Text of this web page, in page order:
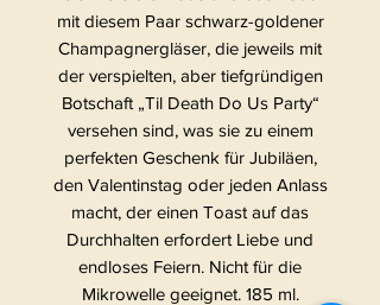
mit diesem Paar schwarz-goldener
Champagnergläser, die jeweils mit
der verspielten, aber tiefgründigen
Botschaft „Til Death Do Us Party“
versehen sind, was sie zu einem
perfekten Geschenk für Jubiläen,
den Valentinstag oder jeden Anlass
macht, der einen Toast auf das
Durchhalten erfordert Liebe und
endloses Feiern. Nicht für die
Mikrowelle geeignet. 185 ml.